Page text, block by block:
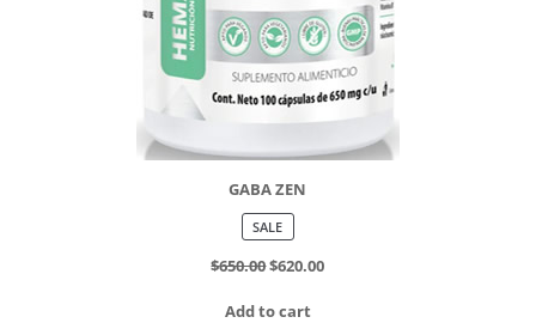
GABA ZEN
SALEPRODUCT
ON
SALE
$650.00$620.00
Add to cart